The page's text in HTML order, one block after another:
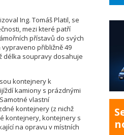
Ing. Tomáš Platil, se
mezi které patří
přístavů do svých
přibližně 49
délka soupravy dosahuje
kontejnery k
kamiony s prázdnými
vlastní
kontejnery (z nichž
kontejnery, kontejnery s
na opravu v místních